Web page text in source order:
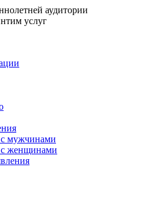
аудитории
услуг
с мужчинами
с женщинами